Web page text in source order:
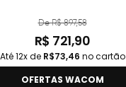
De R$ 897,58
R$ 721,90
Até 12x de R$73,46 no cartão
OFERTAS WACOM